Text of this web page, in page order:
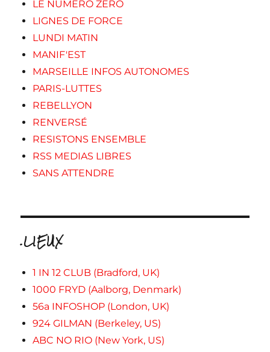
LE NUMERO ZERO
LIGNES DE FORCE
LUNDI MATIN
MANIF'EST
MARSEILLE INFOS AUTONOMES
PARIS-LUTTES
REBELLYON
RENVERSÉ
RESISTONS ENSEMBLE
RSS MEDIAS LIBRES
SANS ATTENDRE
.LIEUX
1 IN 12 CLUB (Bradford, UK)
1000 FRYD (Aalborg, Denmark)
56a INFOSHOP (London, UK)
924 GILMAN (Berkeley, US)
ABC NO RIO (New York, US)